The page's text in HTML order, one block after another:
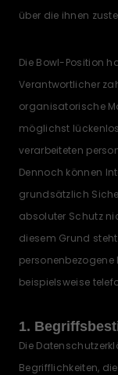
über die ihnen
Die Bowl-Position
Verantwortlicher
organisatorische
möglichst
verarbeiteten
Dennoch können
grundsätzlich
absoluter Schutz
diesem Grund
beispielsweise
1.
Die
Begrifflichkeiten,